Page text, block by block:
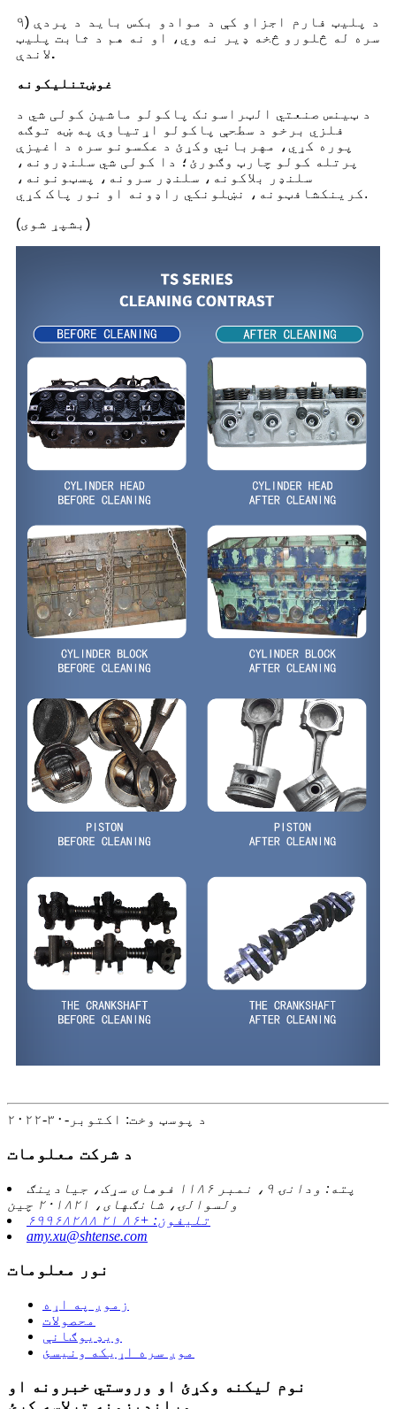
۹) د پلیټ فارم اجزاو کې د موادو بکس باید د پردې
سره له څلورو څخه ډیر نه وي، او نه هم د ثابت پلیټ
لاندې.
غوښتنلیکونه
د ټینس صنعتي الټراسونک پاکولو ماشین کولی شي د
فلزي برخو د سطحې پاکولو اړتیاوې په ښه توګه
پوره کړي، مهرباني وکړئ د عکسونو سره د اغیزې
پرتله کولو چارټ وګورئ؛ دا کولی شي سلنډرونه،
سلنډر بلاکونه، سلنډر سرونه، پسټونونه،
کرینکشافټونه، نښلونکي راډونه او نور پاک کړي.
(بشپړ شوی)
د پوسټ وخت: اکتوبر-۳۰-۲۰۲۲
د شرکت معلومات
پته: ودانۍ ۹، نمبر ۱۱۸۶ فوهای سړک، جیادینګ
ولسوالۍ، شانګهای، ۲۰۱۸۲۱ چین
تلیفون: +۸۶ ۲۱ ۶۹۹۶۸۲۸۸
amy.xu@shtense.com
نور معلومات
زموږ په اړه
محصولات
ویډیوګانې
موږ سره اړیکه ونیسئ
نوم لیکنه وکړئ او وروستي خبرونه او